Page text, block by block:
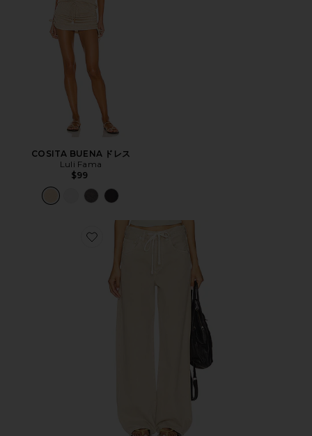
COSITA BUENA ドレス
Luli Fama
$99
Favorite BRYNN トラウザー